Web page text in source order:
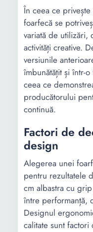
În ceea ce
foarfecă se
variată de utilizări,
activități creative.
versiunile
îmbunătățit și într-
ceea ce
producătorului
continuă.
Factori de
design
Alegerea unei
pentru rezultatele
cm albastra cu
între performanță,
Designul
calitate sunt